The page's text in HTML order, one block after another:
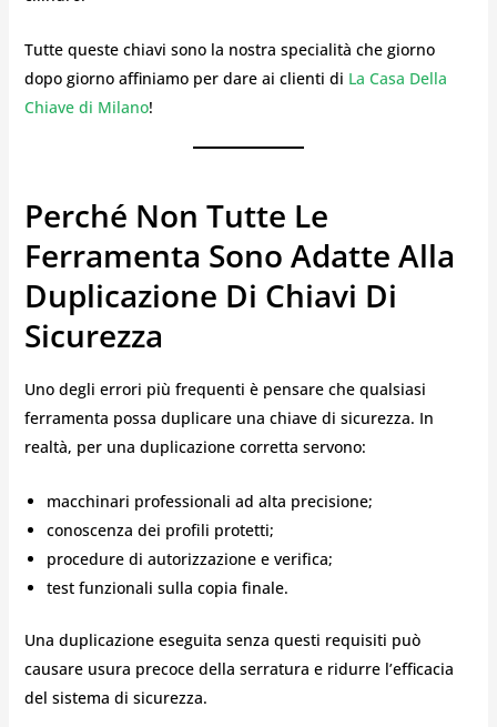
Tutte queste chiavi sono la nostra specialità che giorno
dopo giorno affiniamo per dare ai clienti di La Casa Della
Chiave di Milano!
Perché Non Tutte Le
Ferramenta Sono Adatte Alla
Duplicazione Di Chiavi Di
Sicurezza
Uno degli errori più frequenti è pensare che qualsiasi
ferramenta possa duplicare una chiave di sicurezza. In
realtà, per una duplicazione corretta servono:
macchinari professionali ad alta precisione;
conoscenza dei profili protetti;
procedure di autorizzazione e verifica;
test funzionali sulla copia finale.
Una duplicazione eseguita senza questi requisiti può
causare usura precoce della serratura e ridurre l’efficacia
del sistema di sicurezza.